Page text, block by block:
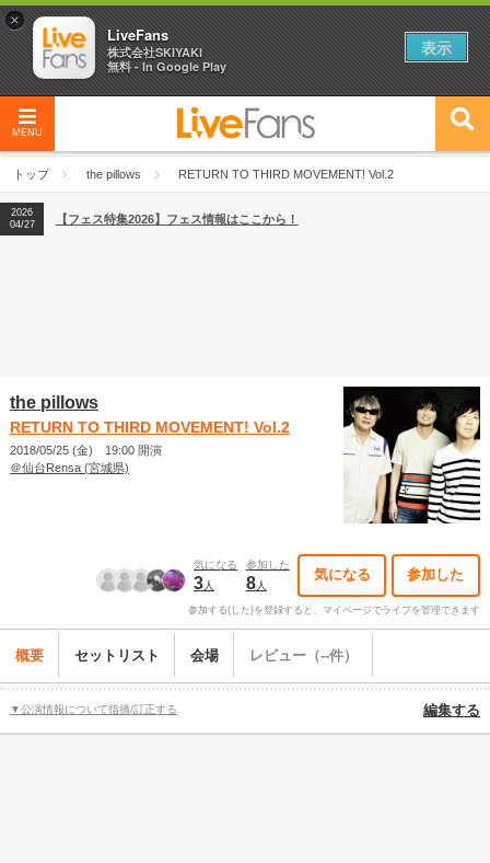
MENU
トップ the pillows RETURN TO THIRD MOVEMENT! Vol.2
2026
04/27
2026
【ライブ動員ランキング】2026年上半期編発表！
2026
04/27
【フェス特集2026】フェス情報はここから！
the pillows
RETURN TO THIRD MOVEMENT! Vol.2
2018/05/25 (金) 19:00 開演
＠仙台Rensa (宮城県)
気になる
3人
参加した
8人
気になる 参加した
参加する(した)を登録すると、マイページでライブを管理できます
概要 セットリスト 会場 レビュー（--件）
▼公演情報について指摘/訂正する 編集する
×
LiveFans
株式会社SKIYAKI
無料 - In Google Play
表示